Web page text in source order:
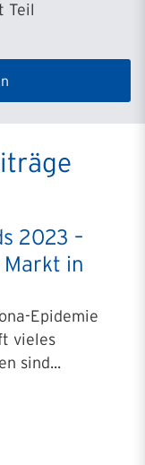
Teil
2023 –
in
Epidemie
vieles
sind...